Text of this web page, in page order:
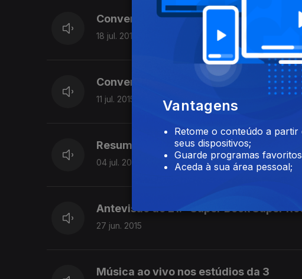
Conversa com Country Playground e
18 jul. 2015
Conversa com Benjamim e bandas
11 jul. 2015
Resumo da final do Concurso Nacional
04 jul. 2015
Antevisão do 21.º Super Bock Super
27 jun. 2015
Música ao vivo nos estúdios da 3
Vantagens
Retome o conteúdo a
seus dispositivos;
Guarde programas
Aceda à sua área pessoal;